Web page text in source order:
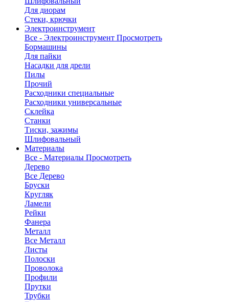
Для диорам
Стеки, крючки
Электроинструмент
Все - Электроинструмент Просмотреть
Бормашины
Для пайки
Насадки для дрели
Пилы
Прочий
Расходники специальные
Расходники универсальные
Склейка
Станки
Тиски, зажимы
Шлифовальный
Материалы
Все - Материалы Просмотреть
Дерево
Все Дерево
Бруски
Кругляк
Ламели
Рейки
Фанера
Металл
Все Металл
Листы
Полоски
Проволока
Профили
Прутки
Трубки